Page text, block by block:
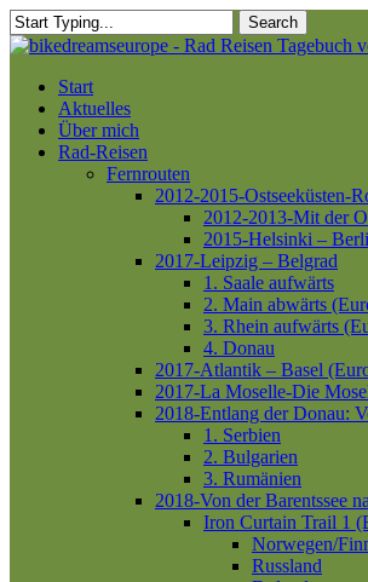
Skip
to
content
Search
Close
Menu
Start
Aktuelles
Über mich
Rad-Reisen
Fernrouten
2012-2015-Ostseeküsten-
2012-2013-Mit der
2015-Helsinki –
2017-Leipzig – Belgrad
1. Saale aufwärts
2. Main abwärts
3. Rhein aufwärts
4. Donau
2017-Atlantik – Basel
2017-La Moselle-Die
2018-Entlang der Donau:
1. Serbien
2. Bulgarien
3. Rumänien
2018-Von der Barentssee
Iron Curtain Trail 1
Norwegen/
Russland